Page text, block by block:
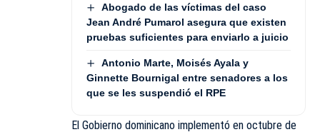
Abogado de las víctimas del caso
Jean André Pumarol asegura que existen
pruebas suficientes para enviarlo a juicio
Antonio Marte, Moisés Ayala y
Ginnette Bournigal entre senadores a los
que se les suspendió el RPE
El Gobierno dominicano implementó en octubre de